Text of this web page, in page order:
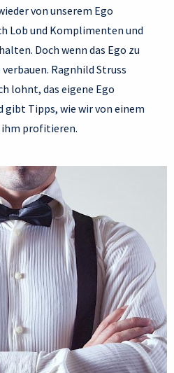
von unserem Ego
Lob und Komplimenten und
Doch wenn das Ego zu
Ragnhild Struss
lohnt, das eigene Ego
gibt Tipps, wie wir von einem
profitieren.